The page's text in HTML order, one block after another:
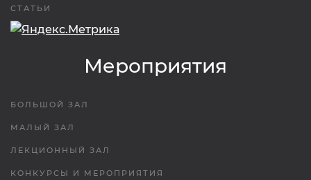
СТАТЬИ
Мероприятия
БОЛЬШОЙ ЗАЛ
МАЛЫЙ ЗАЛ
ЛЕКЦИОННЫЙ ЗАЛ
КОНКУРСЫ И МЕРОПРИЯТИЯ